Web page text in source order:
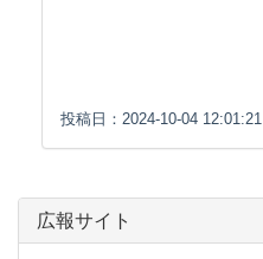
投稿日：2024-10-04 12:01:21
広報サイト